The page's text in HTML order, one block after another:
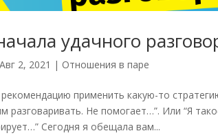
удачного
Авг 2, 2021 | Отношения в паре
применить какую-то
разговаривать. Не помогает…”. Или “Я
Сегодня я обещала вам...